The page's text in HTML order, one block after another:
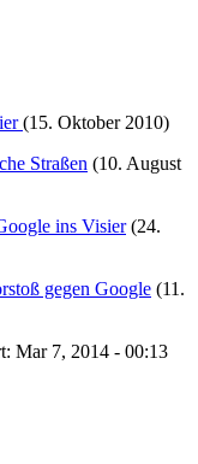
(15. Oktober 2010)
Straßen (10. August
ins Visier(24.
gegen Google (11.
Mar 7, 2014 - 00:13